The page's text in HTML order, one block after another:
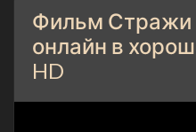
Фильм Стражи
онлайн в
HD